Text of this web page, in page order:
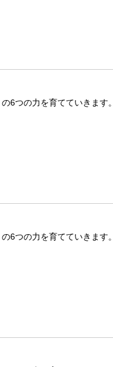
6つの力を育てていきます。
6つの力を育てていきます。